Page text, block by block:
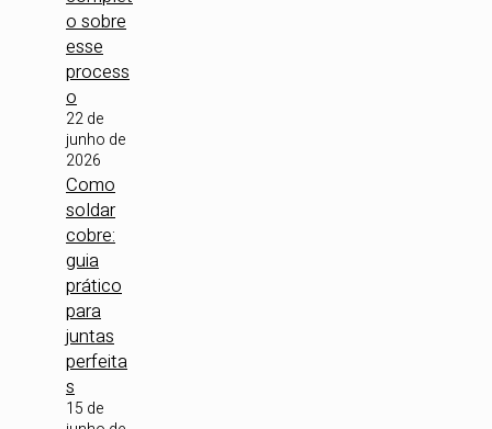
o sobre
esse
process
o
22 de
junho de
2026
Como
soldar
cobre:
guia
prático
para
juntas
perfeita
s
15 de